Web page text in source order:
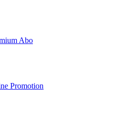
Abo
Promotion